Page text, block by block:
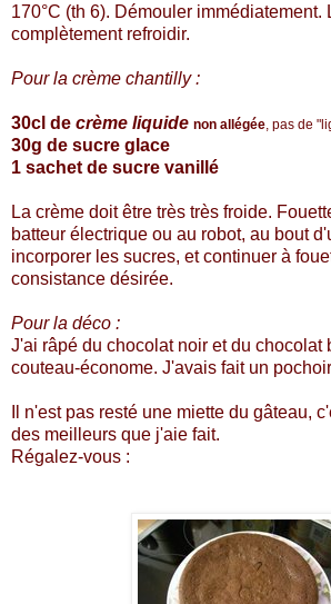
170°C (th 6). Démouler immédiatement.
complètement refroidir.
Pour la crème chantilly :
30cl de crème liquide non allégée , pas de
30g de sucre glace
1 sachet de sucre vanillé
La crème doit être très très froide.
batteur électrique ou au robot, au bout
incorporer les sucres, et continuer à
consistance désirée.
Pour la déco :
J'ai râpé du chocolat noir et du chocolat
couteau-économe. J'avais fait un
Il n'est pas resté une miette du gâteau,
des meilleurs que j'aie fait.
Régalez-vous :